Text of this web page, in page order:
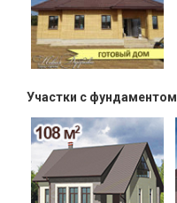
Участки с фундаментом